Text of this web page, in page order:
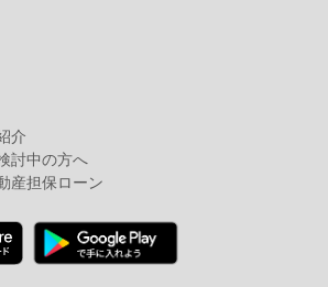
介
討中の方へ
産担保ローン